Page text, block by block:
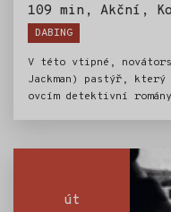
109 min, Akční,
DABING
V této vtipné,
Jackman) pastýř, který
ovcím detektivní
detektivy. Při
podezřelých
út